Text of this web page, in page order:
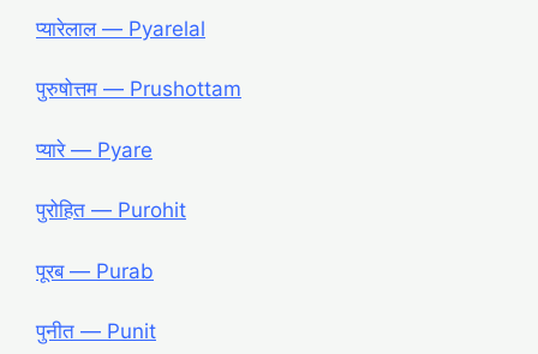
प्यारेलाल — Pyarelal
पुरुषोत्तम — Prushottam
प्यारे — Pyare
पुरोहित — Purohit
पूरब — Purab
पुनीत — Punit